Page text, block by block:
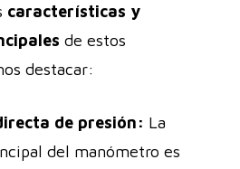
características y
de estos
destacar:
de presión: La
del manómetro es